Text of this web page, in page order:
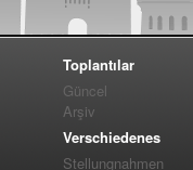
Toplantılar
Güncel
Arşiv
Verschiedenes
Stellungnahmen